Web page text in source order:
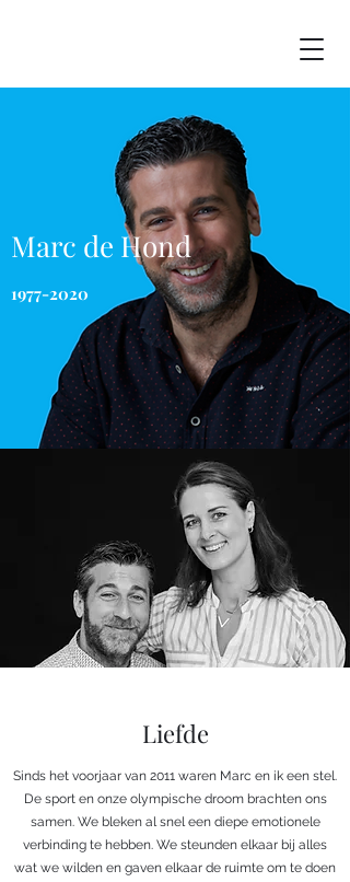
Marc de Hond
1977-2020
Liefde
Sinds het voorjaar van 2011 waren Marc en ik een stel.
De sport en onze olympische droom brachten ons
samen. We bleken al snel een diepe emotionele
verbinding te hebben. We steunden elkaar bij alles
wat we wilden en gaven elkaar de ruimte om te doen